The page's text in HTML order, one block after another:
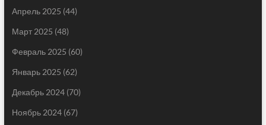
Апрель 2025 (44)
Март 2025 (48)
Февраль 2025 (60)
Январь 2025 (62)
Декабрь 2024(70)
Ноябрь 2024(67)